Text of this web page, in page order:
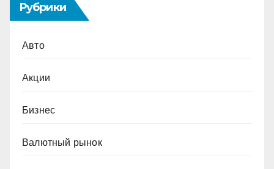
Рубрики
Авто
Акции
Бизнес
Валютный рынок